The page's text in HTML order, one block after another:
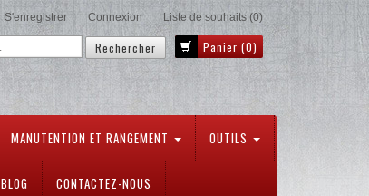
S'enregistrer Connexion Liste de souhaits (0)
Panier (0)
MANUTENTION ET RANGEMENT OUTILS
BLOG CONTACTEZ-NOUS